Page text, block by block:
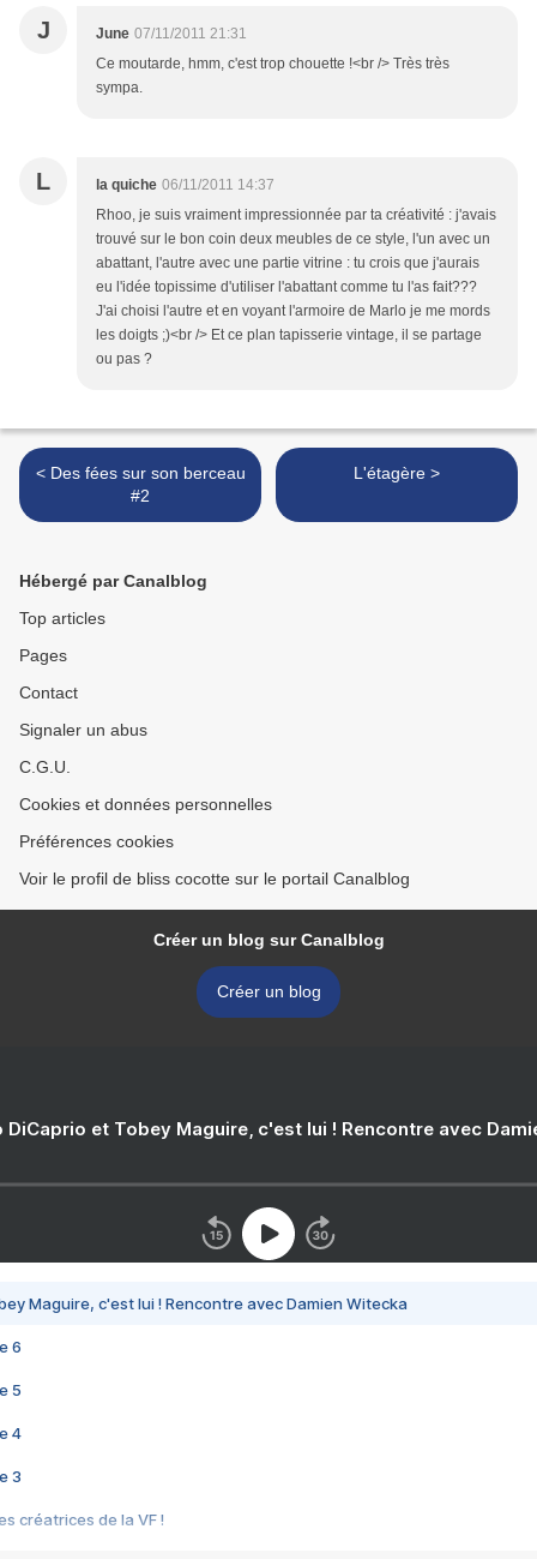
J June 07/11/2011 21:31
Ce moutarde, hmm, c'est trop chouette !<br /> Très très
sympa.
L la quiche 06/11/2011 14:37
Rhoo, je suis vraiment impressionnée par ta créativité : j'avais
trouvé sur le bon coin deux meubles de ce style, l'un avec un
abattant, l'autre avec une partie vitrine : tu crois que j'aurais
eu l'idée topissime d'utiliser l'abattant comme tu l'as fait???
J'ai choisi l'autre et en voyant l'armoire de Marlo je me mords
les doigts ;)<br /> Et ce plan tapisserie vintage, il se partage
ou pas ?
< Des fées sur son berceau
#2
L'étagère >
Hébergé par Canalblog
Top articles
Pages
Contact
Signaler un abus
C.G.U.
Cookies et données personnelles
Préférences cookies
Voir le profil de bliss cocotte sur le portail Canalblog
Créer un blog sur Canalblog
Créer un blog
DiCaprio et Tobey Maguire, c'est lui ! Rencontre avec
Maguire, c'est lui ! Rencontre avec Damien Witecka
6
5
4
3
créatrices de la VF !